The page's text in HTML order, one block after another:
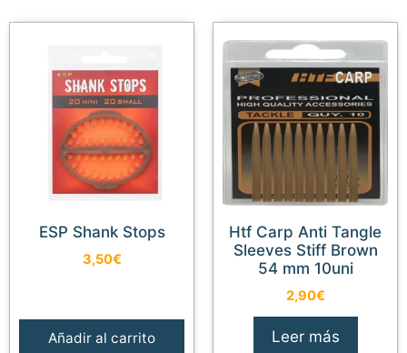
ESP Shank Stops
3,50€
Añadir al carrito
Htf Carp Anti Tangle
Sleeves Stiff Brown
54 mm 10uni
2,90€
Leer más